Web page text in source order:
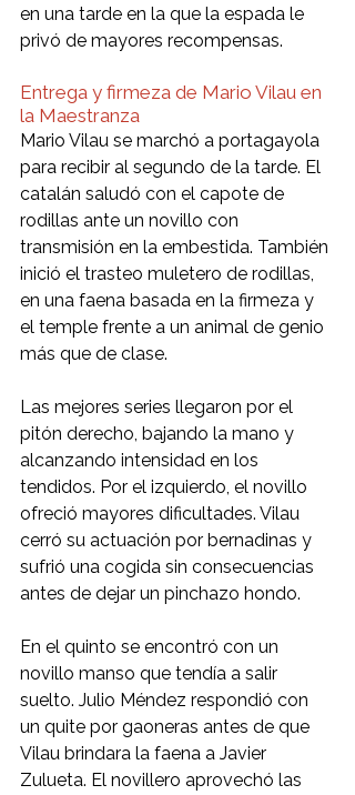
en una tarde en la que la espada le
privó de mayores recompensas.
Entrega y firmeza de Mario Vilau en
la Maestranza
Mario Vilau se marchó a portagayola
para recibir al segundo de la tarde. El
catalán saludó con el capote de
rodillas ante un novillo con
transmisión en la embestida. También
inició el trasteo muletero de rodillas,
en una faena basada en la firmeza y
el temple frente a un animal de genio
más que de clase.
Las mejores series llegaron por el
pitón derecho, bajando la mano y
alcanzando intensidad en los
tendidos. Por el izquierdo, el novillo
ofreció mayores dificultades. Vilau
cerró su actuación por bernadinas y
sufrió una cogida sin consecuencias
antes de dejar un pinchazo hondo.
En el quinto se encontró con un
novillo manso que tendía a salir
suelto. Julio Méndez respondió con
un quite por gaoneras antes de que
Vilau brindara la faena a Javier
Zulueta. El novillero aprovechó las